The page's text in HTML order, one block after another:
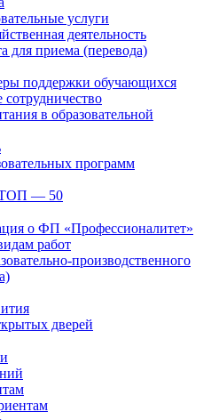
услуги
деятельность
для приема (перевода)
поддержки обучающихся
в образовательной
программ
ТОП — 50
о ФП «Профессионалитет»
работ
производственного
дверей